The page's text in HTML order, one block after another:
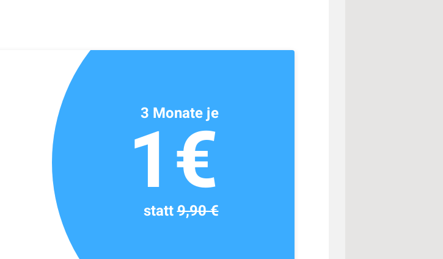
3 Monate je
1€
statt9,90 €